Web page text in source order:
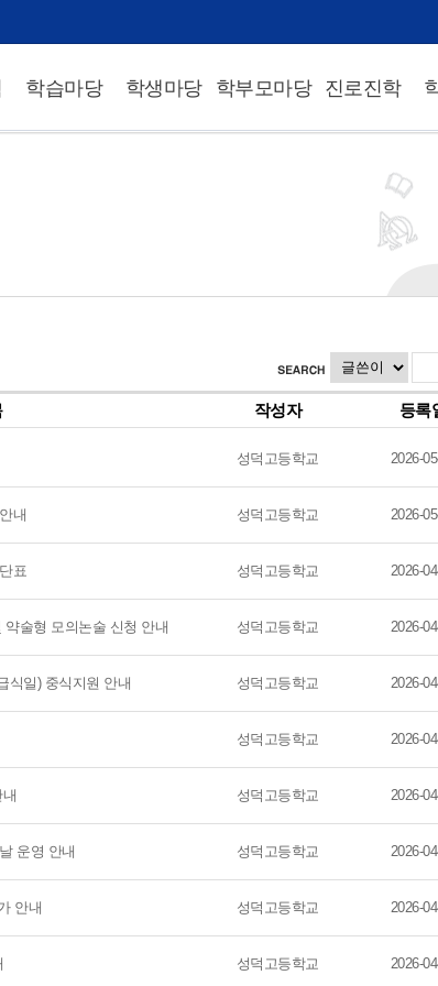
학습마당 학생마당 학부모마당 진로진학
법인소개
이사장
법인정보공
학교소개
학교 상징
학교 홍보
교직원소
오시는 길
알림마당
공지사항
가정통신문
급식실
교육계획
교육계획
교육과정
방과후학
경시대회
학과별 교
교과 학습
기출문제
논문검색
작성자 등록
성덕고등학교 2026-
내 성덕고등학교 2026-
표 성덕고등학교 2026-
술형 모의논술 신청 안내 성덕고등학교 2026-
식일) 중식지원 안내 성덕고등학교 2026-
성덕고등학교 2026-
성덕고등학교 2026-
운영 안내 성덕고등학교 2026-
안내 성덕고등학교 2026-
성덕고등학교 2026-